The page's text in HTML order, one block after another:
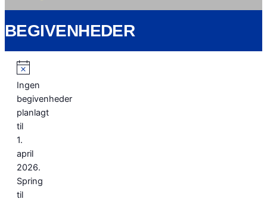
BEGIVENHEDER
Ingen
begivenheder
planlagt
til
1.
april
2026.
Spring
til